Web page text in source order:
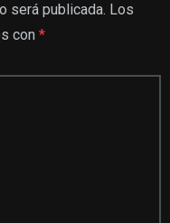
será publicada. Los
con *